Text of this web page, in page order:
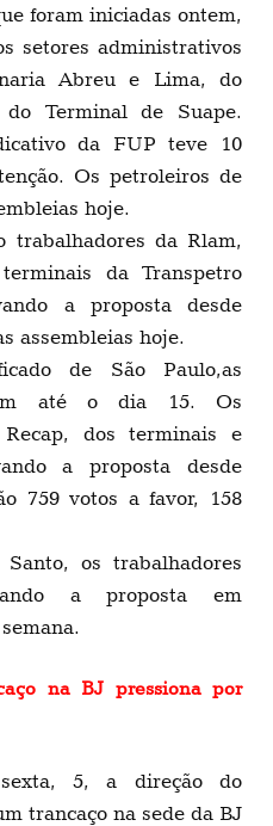
foram iniciadas ontem,
setores administrativos
Abreu e Lima, do
Terminal de Suape.
da FUP teve 10
Os petroleiros de
hoje.
trabalhadores da Rlam,
da Transpetro
a proposta desde
assembleias hoje.
de São Paulo,as
até o dia 15. Os
dos terminais e
a proposta desde
759 votos a favor, 158
os trabalhadores
a proposta em
na BJ pressiona por
5, a direção do
trancaço na sede da BJ